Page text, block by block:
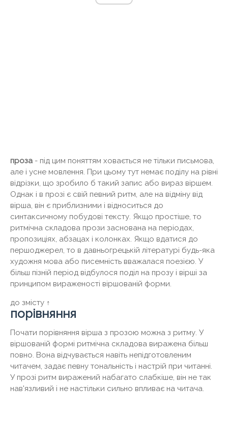
проза - під цим поняттям ховається не тільки письмова,
але і усне мовлення. При цьому тут немає поділу на рівні
відрізки, що зробило б такий запис або вираз віршем.
Однак і в прозі є свій певний ритм, але на відміну від
вірша, він є приблизними і відноситься до
синтаксичному побудові тексту. Якщо простіше, то
ритмічна складова прози заснована на періодах,
пропозиціях, абзацах і колонках. Якщо вдатися до
першоджерел, то в давньогрецькій літературі будь-яка
художня мова або писемність вважалася поезією. У
більш пізній період відбулося поділ на прозу і вірші за
принципом вираженості віршованій форми.
до змісту ↑
порівняння
Почати порівняння вірша з прозою можна з ритму. У
віршованій формі ритмічна складова виражена більш
повно. Вона відчувається навіть непідготовленим
читачем, задає певну тональність і настрій при читанні.
У прозі ритм виражений набагато слабкіше, він не так
нав'язливий і не настільки сильно впливає на читача.